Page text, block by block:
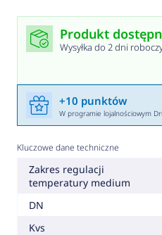
Produkt
Wysyłka do 2 dni
+10 punktów
W programie lojalnościowym
Kluczowe dane techniczne
Zakres regulacji
temperatury medium
DN
Kvs